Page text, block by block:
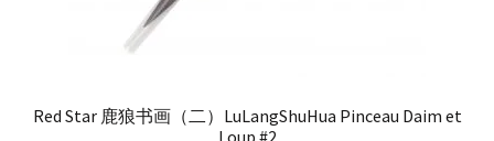
Red Star 鹿狼书画（二）LuLangShuHua Pinceau Daim et
Loup #2